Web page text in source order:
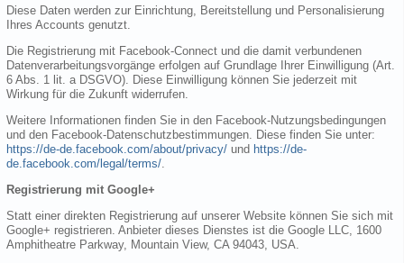
Diese Daten werden zur Einrichtung, Bereitstellung und Personalisierung
Ihres Accounts genutzt.
Die Registrierung mit Facebook-Connect und die damit verbundenen
Datenverarbeitungsvorgänge erfolgen auf Grundlage Ihrer Einwilligung (Art.
6 Abs. 1 lit. a DSGVO). Diese Einwilligung können Sie jederzeit mit
Wirkung für die Zukunft widerrufen.
Weitere Informationen finden Sie in den Facebook-Nutzungsbedingungen
und den Facebook-Datenschutzbestimmungen. Diese finden Sie unter:
https://de-de.facebook.com/about/privacy/ und https://de-
de.facebook.com/legal/terms/.
Registrierung mit Google+
Statt einer direkten Registrierung auf unserer Website können Sie sich mit
Google+ registrieren. Anbieter dieses Dienstes ist die Google LLC, 1600
Amphitheatre Parkway, Mountain View, CA 94043, USA.